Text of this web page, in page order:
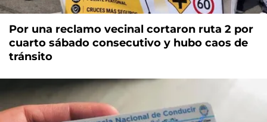
Por una reclamo vecinal cortaron ruta 2 por
cuarto sábado consecutivo y hubo caos de
tránsito